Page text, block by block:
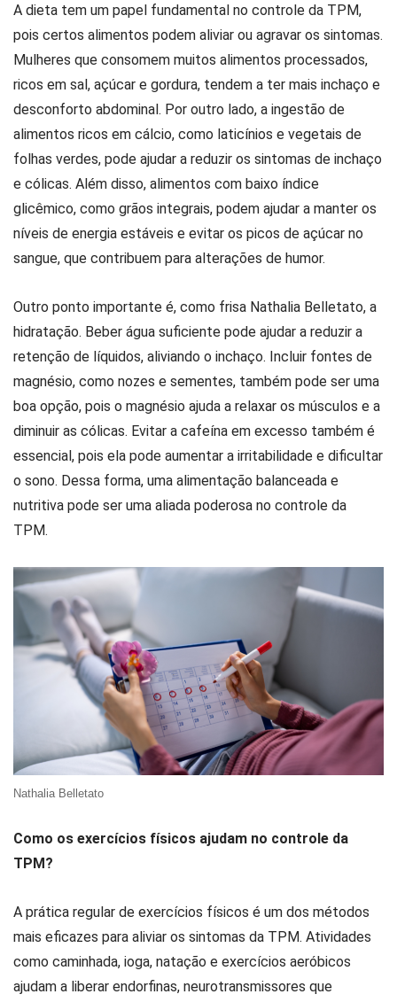
A dieta tem um papel fundamental no controle da TPM,
pois certos alimentos podem aliviar ou agravar os sintomas.
Mulheres que consomem muitos alimentos processados,
ricos em sal, açúcar e gordura, tendem a ter mais inchaço e
desconforto abdominal. Por outro lado, a ingestão de
alimentos ricos em cálcio, como laticínios e vegetais de
folhas verdes, pode ajudar a reduzir os sintomas de inchaço
e cólicas. Além disso, alimentos com baixo índice
glicêmico, como grãos integrais, podem ajudar a manter os
níveis de energia estáveis e evitar os picos de açúcar no
sangue, que contribuem para alterações de humor.
Outro ponto importante é, como frisa Nathalia Belletato, a
hidratação. Beber água suficiente pode ajudar a reduzir a
retenção de líquidos, aliviando o inchaço. Incluir fontes de
magnésio, como nozes e sementes, também pode ser uma
boa opção, pois o magnésio ajuda a relaxar os músculos e a
diminuir as cólicas. Evitar a cafeína em excesso também é
essencial, pois ela pode aumentar a irritabilidade e dificultar
o sono. Dessa forma, uma alimentação balanceada e
nutritiva pode ser uma aliada poderosa no controle da
TPM.
Nathalia Belletato
Como os exercícios físicos ajudam no controle da
TPM?
A prática regular de exercícios físicos é um dos métodos
mais eficazes para aliviar os sintomas da TPM. Atividades
como caminhada, ioga, natação e exercícios aeróbicos
ajudam a liberar endorfinas, neurotransmissores que